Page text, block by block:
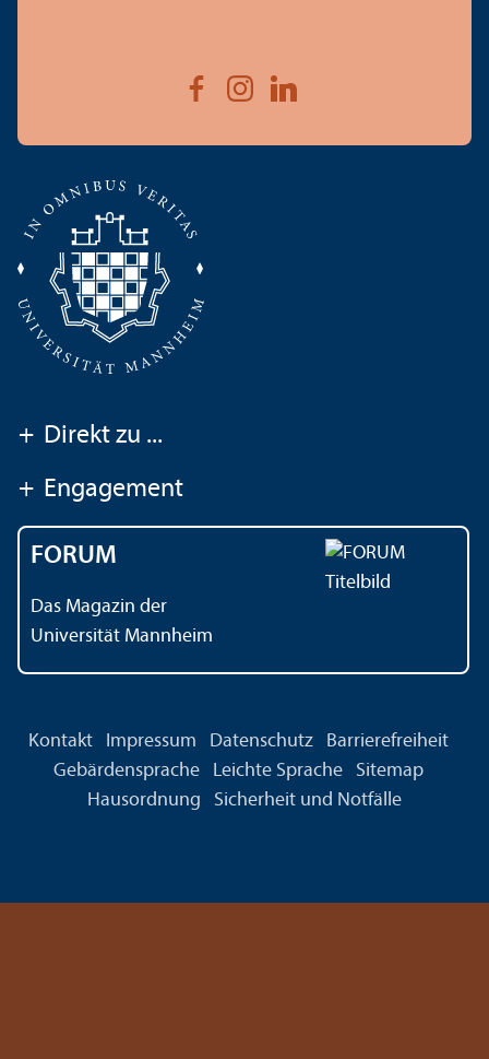
+ Direkt zu ...
+ Engagement
FORUM
Das Magazin der
Universität Mannheim
Kontakt Impressum Datenschutz
Barrierefreiheit
Gebärdensprache
Leichte Sprache
Sitemap
Hausordnung
Sicherheit und Notfälle